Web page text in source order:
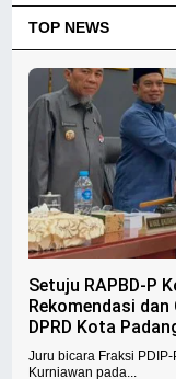
TOP NEWS
Setuju RAPBD-P
Rekomendasi
DPRD Kota
Juru bicara Fraksi
Kurniawan pada...